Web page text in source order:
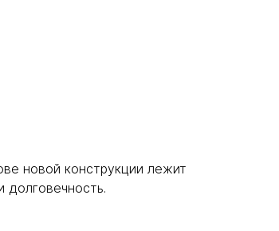
новой конструкции лежит
долговечность.